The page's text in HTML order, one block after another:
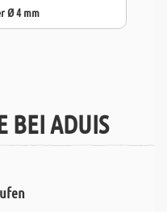
Ø 4 mm
BEI ADUIS